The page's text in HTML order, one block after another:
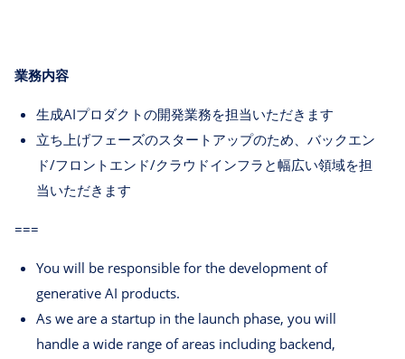
業務内容
生成AIプロダクトの開発業務を担当いただきます
立ち上げフェーズのスタートアップのため、バックエン
ド/フロントエンド/クラウドインフラと幅広い領域を担
当いただきます
===
You will be responsible for the development of
generative AI products.
As we are a startup in the launch phase, you will
handle a wide range of areas including backend,